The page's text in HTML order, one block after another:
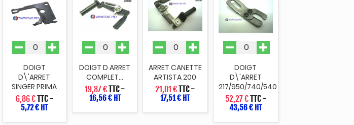
DOIGT
D\'ARRET
SINGER PRIMA
6,86 €TTC-
5,72 € HT
DOIGT D ARRET
COMPLET...
19,87 €TTC-
16,56 € HT
ARRET CANETTE
ARTISTA 200
21,01 €TTC-
17,51 € HT
DOIGT
D\'ARRET
217/950/740/540
52,27 €TTC-
43,56 € HT